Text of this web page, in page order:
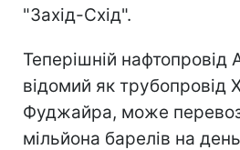
"Захід-Схід".
Теперішній нафтопровід
відомий як трубопровід
Фуджайра, може
мільйона барелів на